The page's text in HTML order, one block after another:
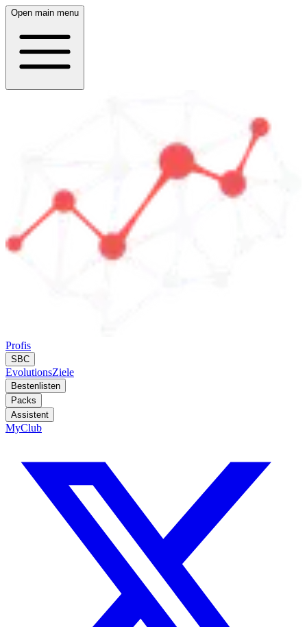
Open main menu
Profis
SBC
EvolutionsZiele
Bestenlisten
Packs
Assistent
MyClub